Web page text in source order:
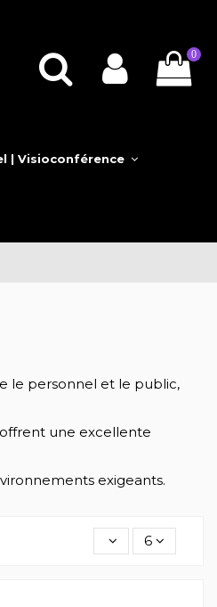
0
| Visioconférence
le personnel et le public,
offrent une excellente
exigeants.
6